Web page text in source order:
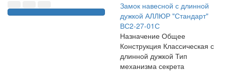
Замок навесной с длинной
дужкой АЛЛЮР "Стандарт"
ВС2-27-01С
Назначение Общее
Конструкция Классическая с
длинной дужкой Тип
механизма секрета